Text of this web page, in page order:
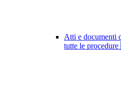
Atti e documenti
tutte le procedure